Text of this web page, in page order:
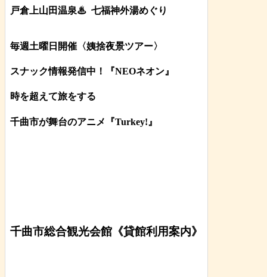
戸倉上山田温泉♨ 七福神外湯めぐり
毎週土曜日開催〈姨捨夜景ツアー〉
スナック情報発信中！『NEOネオン』
時を超えて旅をする
千曲市が舞台のアニメ『Turkey!』
千曲市総合観光会館《貸館利用案内》